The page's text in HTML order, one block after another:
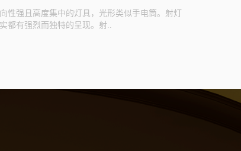
性强且高度集中的灯具，光形类似手电筒。射灯
都有强烈而独特的呈现。射..